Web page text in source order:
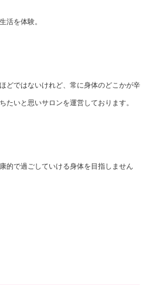
活を体験。
どではないけれど、常に身体のどこかが辛
たいと思いサロンを運営しております。
的で過ごしていける身体を目指しません